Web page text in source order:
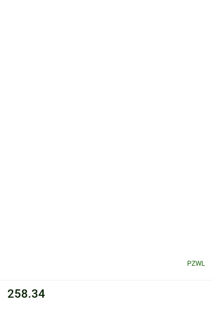
PZWL
258.34